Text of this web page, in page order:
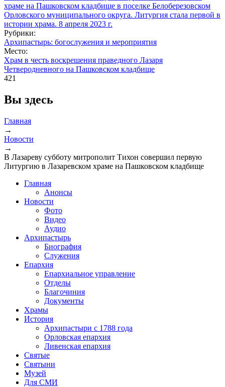
Рубрики:
Архипастырь: богослужения и мероприятия
Место:
Храм в честь воскрешения праведного Лазаря
Четверодневного на Пашковском кладбище
421
Вы здесь
Главная
→
Новости
→
В Лазареву субботу митрополит Тихон совершил первую
Литургию в Лазаревском храме на Пашковском кладбище
Главная
Анонсы
Новости
Фото
Видео
Аудио
Архипастырь
Биография
Служения
Епархия
Епархиальное управление
Отделы
Благочиния
Документы
Храмы
История
Архипастыри с 1788 года
Орловская епархия
Ливенская епархия
Святые
Святыни
Музей
Для СМИ